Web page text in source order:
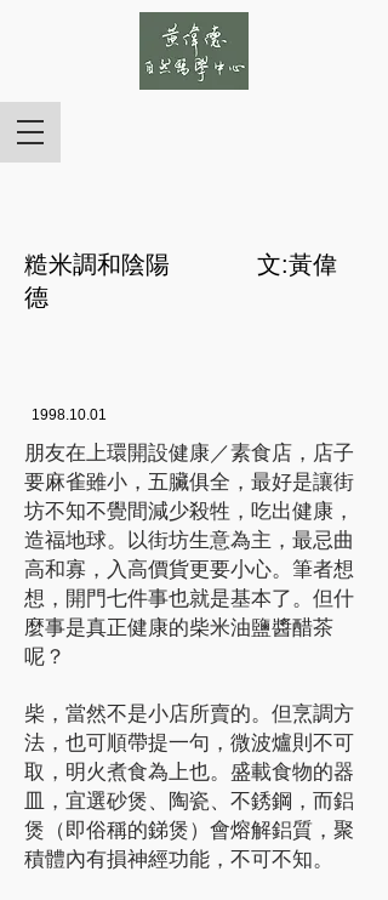
糙米調和陰陽 文:黃偉
德
1998.10.01
朋友在上環開設健康／素食店，店子
要麻雀雖小，五臟俱全，最好是讓街
坊不知不覺間減少殺牲，吃出健康，
造福地球。以街坊生意為主，最忌曲
高和寡，入高價貨更要小心。筆者想
想，開門七件事也就是基本了。但什
麼事是真正健康的柴米油鹽醬醋茶
呢？
柴，當然不是小店所賣的。但烹調方
法，也可順帶提一句，微波爐則不可
取，明火煮食為上也。盛載食物的器
皿，宜選砂煲、陶瓷、不銹鋼，而鋁
煲（即俗稱的銻煲）會熔解鋁質，聚
積體內有損神經功能，不可不知。